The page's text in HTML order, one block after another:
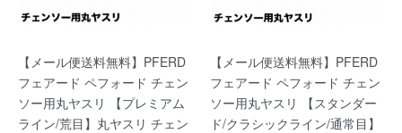
【メール便送料無料】PFERD
フェアード ペフォード チェン
ソー用丸ヤスリ 【プレミアム
ライン/荒目】丸ヤスリ チェン
【メール便送料無料】PFERD
フェアード ペフォード チェン
ソー用丸ヤスリ 【スタンダー
ド/クラシックライン/通常目】